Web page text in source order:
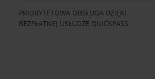
PRIORYTETOWA OBSŁUGA DZIĘKI
BEZPŁATNEJ USŁUDZE QUICKPASS